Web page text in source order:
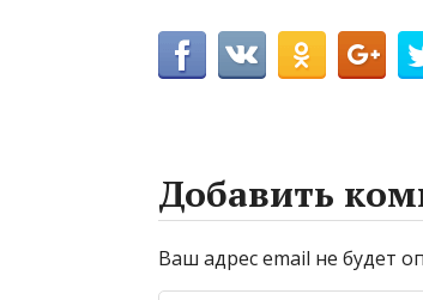
Добавить
Ваш адрес email не будет